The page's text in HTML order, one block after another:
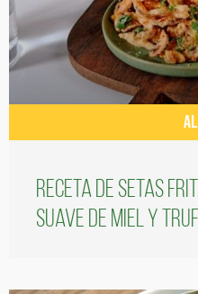
Receta de setas
suave de miel y